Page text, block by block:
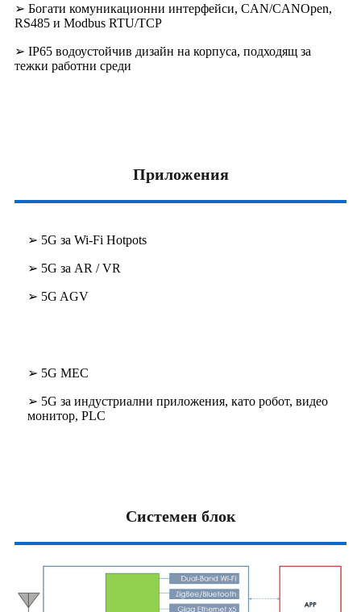
➢ Богати комуникационни интерфейси, CAN/CANOpen,
RS485 и Modbus RTU/TCP
➢ IP65 водоустойчив дизайн на корпуса, подходящ за
тежки работни среди
Приложения
➢ 5G за Wi-Fi Hotpots
➢ 5G за AR / VR
➢ 5G AGV
➢ 5G MEC
➢ 5G за индустриални приложения, като робот, видео
монитор, PLC
Системен блок